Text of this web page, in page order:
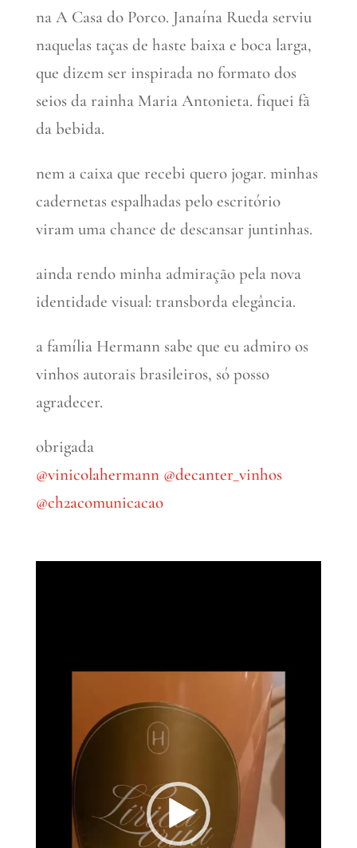
na A Casa do Porco. Janaína Rueda serviu
naquelas taças de haste baixa e boca larga,
que dizem ser inspirada no formato dos
seios da rainha Maria Antonieta. fiquei fã
da bebida.
nem a caixa que recebi quero jogar. minhas
cadernetas espalhadas pelo escritório
viram uma chance de descansar juntinhas.
ainda rendo minha admiração pela nova
identidade visual: transborda elegância.
a família Hermann sabe que eu admiro os
vinhos autorais brasileiros, só posso
agradecer.
obrigada
@vinicolahermann @decanter_vinhos
@ch2acomunicacao